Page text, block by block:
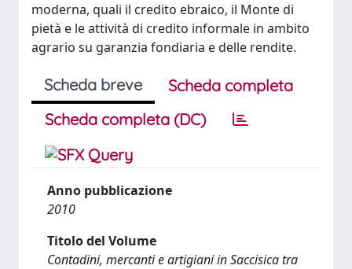
moderna, quali il credito ebraico, il Monte di
pietà e le attività di credito informale in ambito
agrario su garanzia fondiaria e delle rendite.
Scheda breve
Scheda completa
Scheda completa (DC)
Anno pubblicazione
2010
Titolo del Volume
Contadini, mercanti e artigiani in Saccisica tra